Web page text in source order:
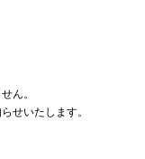
ん。
せいたします。